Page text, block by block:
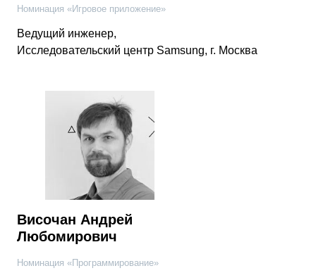
Номинация «Игровое приложение»
Ведущий инженер,
Исследовательский центр Samsung, г. Москва
Височан Андрей
Любомирович
Номинация «Программирование»